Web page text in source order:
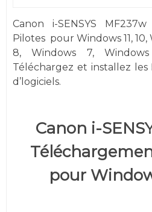
Canon i-SENSYS
Pilotes pour Windows 11, 10,
8, Windows 7, Windows
Téléchargez et installez
d’logiciels.
Canon i-
pour